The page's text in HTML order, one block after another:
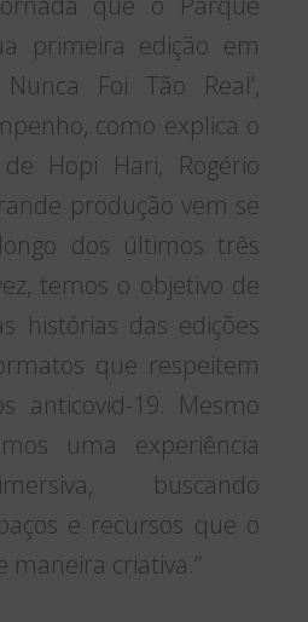
primeira edição em
Foi Tão Real’,
como explica o
Hopi Hari, Rogério
produção vem se
dos últimos três
temos o objetivo de
histórias das edições
que respeitem
anticovid-19. Mesmo
uma experiência
buscando
e recursos que o
maneira criativa.”